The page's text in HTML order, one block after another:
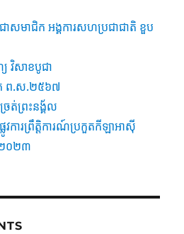
ាសមាជិក អង្គការសហប្រជាជាតិ ខួប
វិសាខបូជា
ក ព.ស.២៥៦៧
រត់ព្រះនង្គ័ល
វការព្រឹត្តិការណ៍ប្រកួតកីឡាអាស៊ី
២០២៣